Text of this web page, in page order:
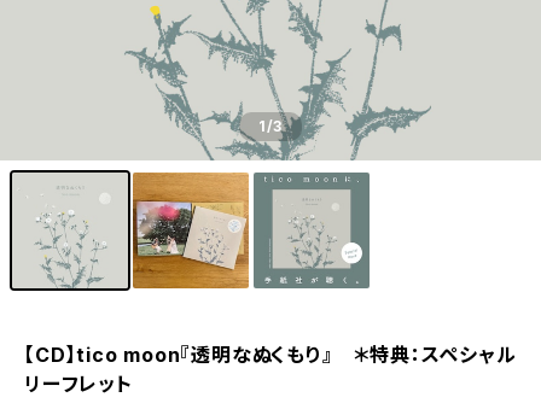
1/3
【CD】tico moon『透明なぬくもり』 ＊特典：スペシャル
リーフレット